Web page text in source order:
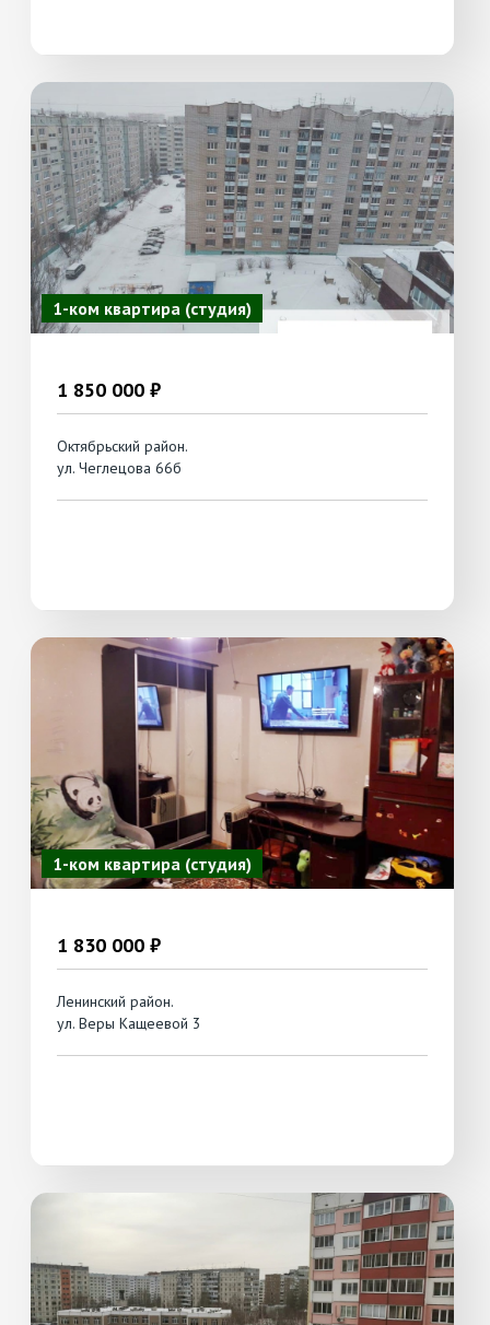
1-ком квартира (студия)
1 850 000 ₽
Октябрьский район.
ул. Чеглецова 66б
1-ком квартира (студия)
1 830 000 ₽
Ленинский район.
ул. Веры Кащеевой 3